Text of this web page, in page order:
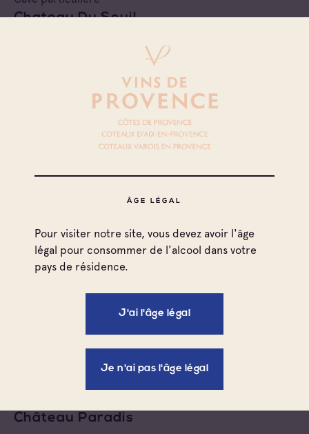
ÂGE LÉGAL
Pour visiter notre site, vous devez avoir l'âge
légal pour consommer de l'alcool dans votre
pays de résidence.
J'ai l'âge légal
Je n'ai pas l'âge légal
Chateau Du Seuil
Coteaux d'Aix-en-Provence
Château L'evesque
Coteaux d'Aix-en-Provence
Château La Coste
Cave particulière
Château Magnan
Chateau Montaurone
Château Paradis